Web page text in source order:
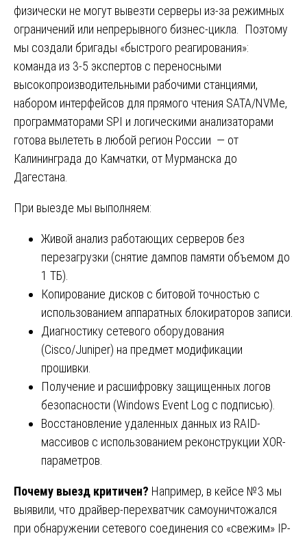
физически не могут вывезти серверы из-за режимных
ограничений или непрерывного бизнес-цикла. Поэтому
мы создали бригады «быстрого реагирования»:
команда из 3-5 экспертов с переносными
высокопроизводительными рабочими станциями,
набором интерфейсов для прямого чтения SATA/NVMe,
программаторами SPI и логическими анализаторами
готова вылететь в любой регион России — от
Калининграда до Камчатки, от Мурманска до
Дагестана. ️
При выезде мы выполняем:
Живой анализ работающих серверов без
перезагрузки (снятие дампов памяти объемом до
1 ТБ).
Копирование дисков с битовой точностью с
использованием аппаратных блокираторов записи.
Диагностику сетевого оборудования
(Cisco/Juniper) на предмет модификации
прошивки.
Получение и расшифровку защищенных логов
безопасности (Windows Event Log с подписью).
Восстановление удаленных данных из RAID-
массивов с использованием реконструкции XOR-
параметров.
Почему выезд критичен? Например, в кейсе №3 мы
выявили, что драйвер-перехватчик самоуничтожался
при обнаружении сетевого соединения со «свежим» IP-